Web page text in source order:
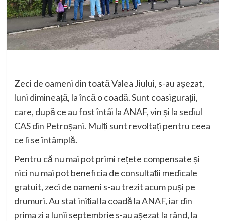
Zeci de oameni din toată Valea Jiului, s-au așezat,
luni dimineață, la încă o coadă. Sunt coasigurații,
care, după ce au fost întâi la ANAF, vin și la sediul
CAS din Petroșani. Mulți sunt revoltați pentru ceea
ce li se întâmplă.
Pentru că nu mai pot primi rețete compensate și
nici nu mai pot beneficia de consultații medicale
gratuit, zeci de oameni s-au trezit acum puși pe
drumuri. Au stat inițial la coadă la ANAF, iar din
prima zi a lunii septembrie s-au așezat la rând, la